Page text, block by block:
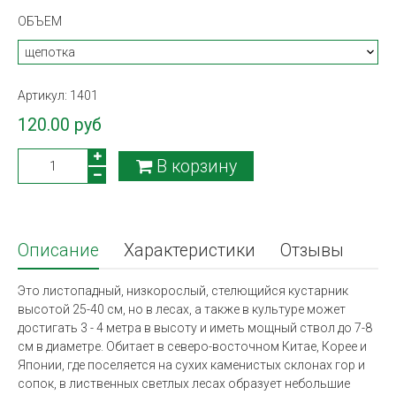
ОБЪЕМ
Артикул: 1401
120.00 руб
В корзину
Описание Характеристики Отзывы
Это листопадный, низкорослый, стелющийся кустарник
высотой 25-40 см, но в лесах, а также в культуре может
достигать 3 - 4 метра в высоту и иметь мощный ствол до 7-8
см в диаметре. Обитает в северо-восточном Китае, Корее и
Японии, где поселяется на сухих каменистых склонах гор и
сопок, в лиственных светлых лесах образует небольшие